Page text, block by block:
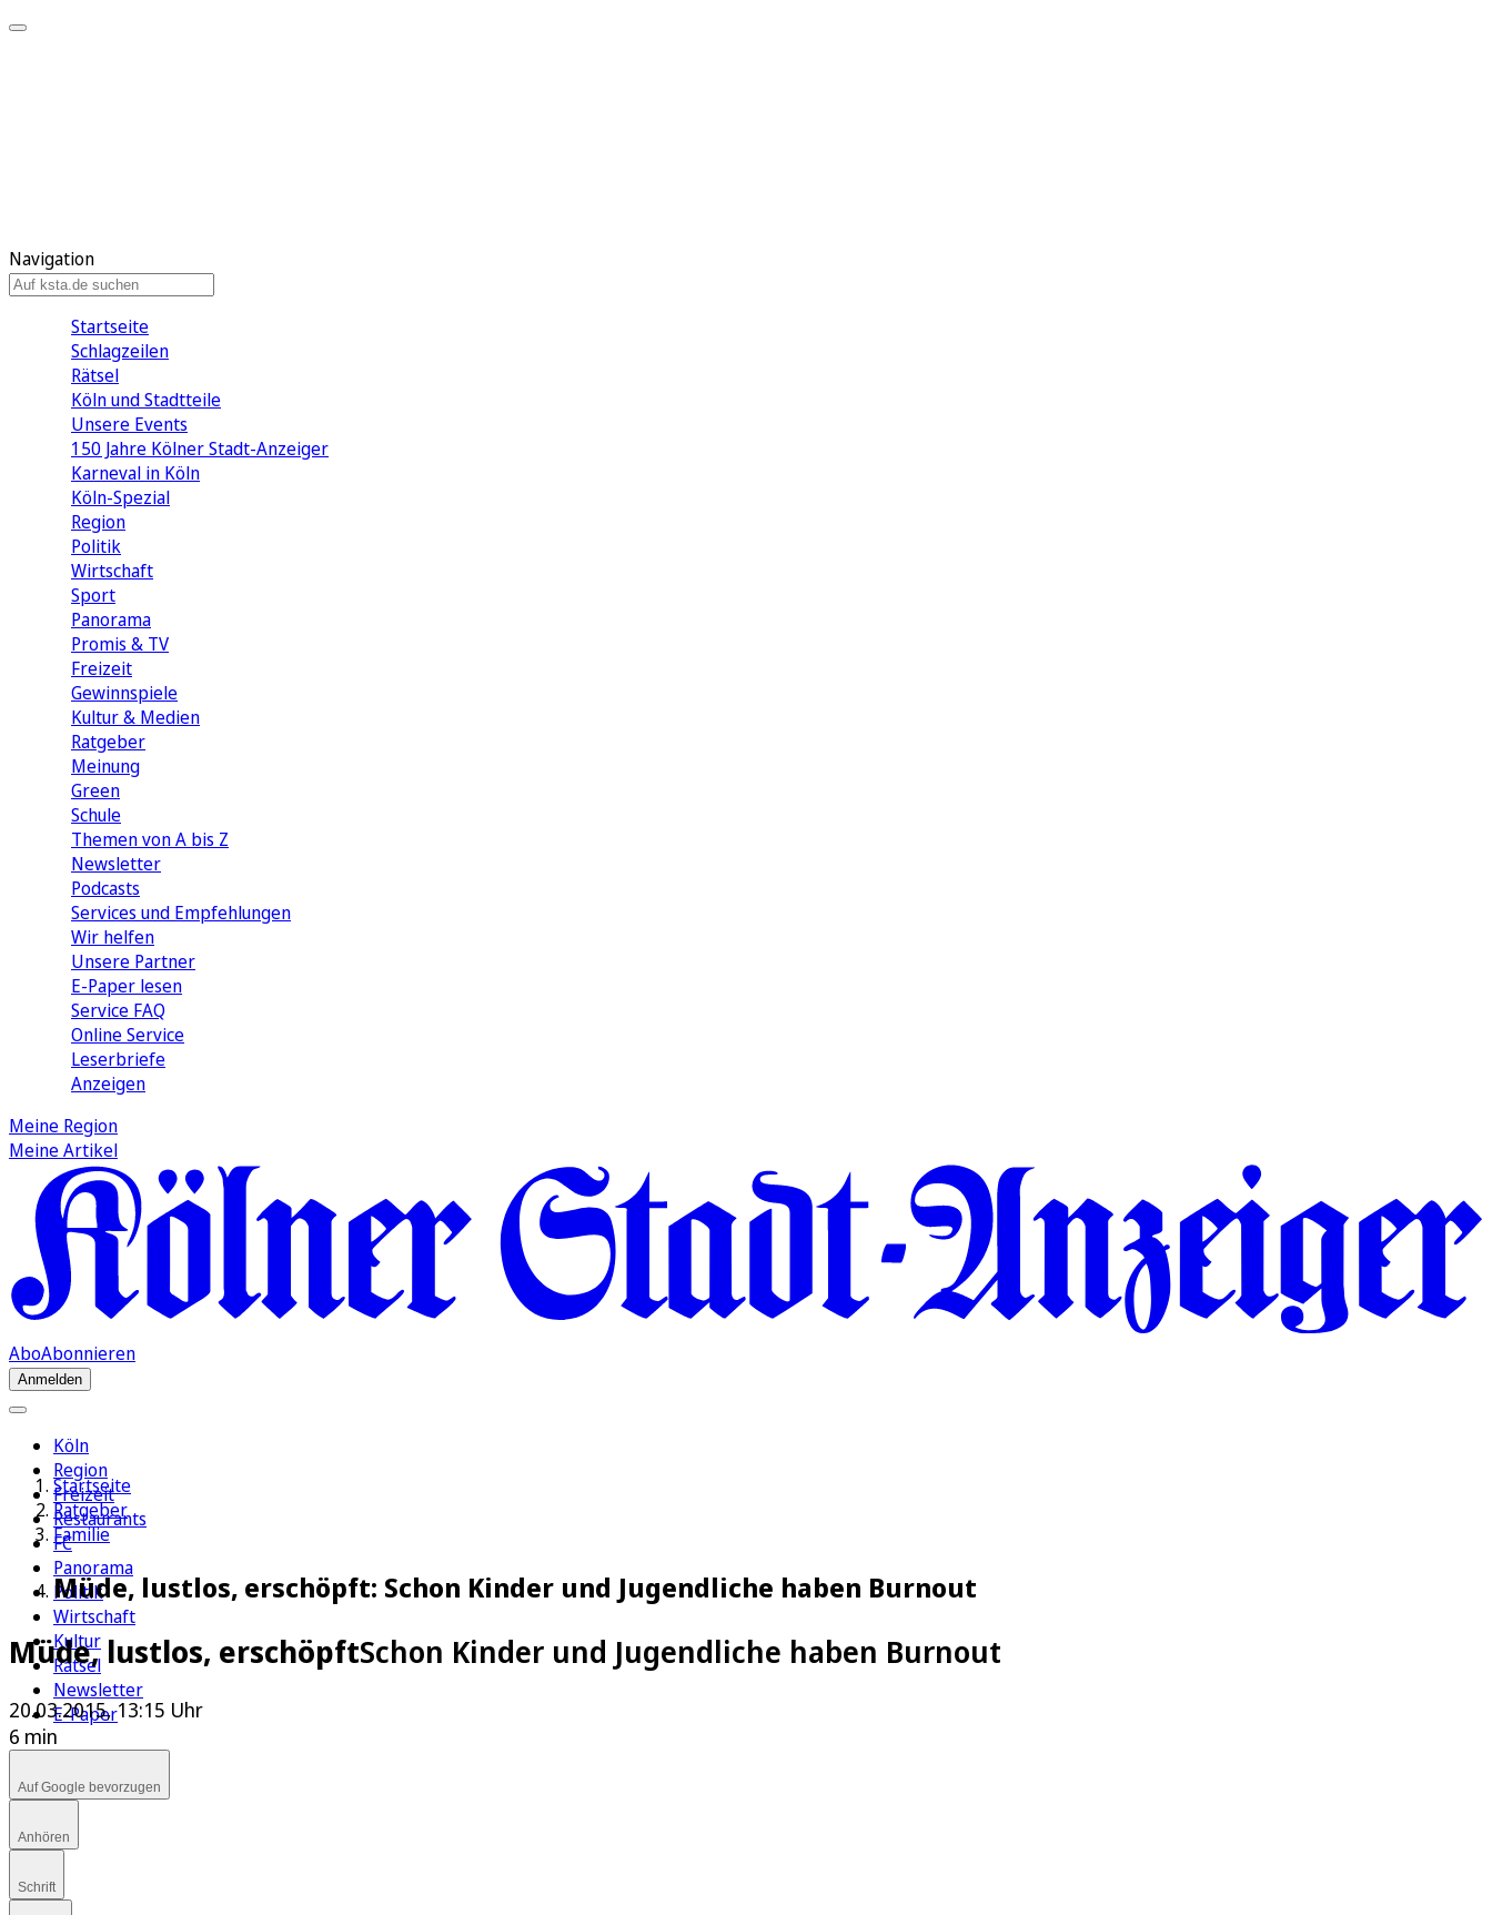
Navigation
Startseite
Schlagzeilen
Rätsel
Köln und Stadtteile
Unsere Events
150 Jahre Kölner Stadt-Anzeiger
Karneval in Köln
Köln-Spezial
Region
Politik
Wirtschaft
Sport
Panorama
Promis & TV
Freizeit
Gewinnspiele
Kultur & Medien
Ratgeber
Meinung
Green
Schule
Themen von A bis Z
Newsletter
Podcasts
Services und Empfehlungen
Wir helfen
Unsere Partner
E-Paper lesen
Service FAQ
Online Service
Leserbriefe
Anzeigen
Meine Region
Meine Artikel
AboAbonnieren
Anmelden
Köln
Region
Freizeit
Restaurants
FC
Panorama
Politik
Wirtschaft
Kultur
Rätsel
Newsletter
E-Paper
Startseite
Ratgeber
Familie
Müde, lustlos, erschöpft: Schon Kinder und Jugendliche haben Burnout
Müde, lustlos, erschöpftSchon Kinder und Jugendliche haben Burnout
20.03.2015, 13:15 Uhr
6 min
Auf Google bevorzugen
Anhören
Schrift